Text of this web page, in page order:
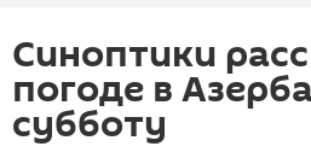
Синоптики
погоде в
субботу